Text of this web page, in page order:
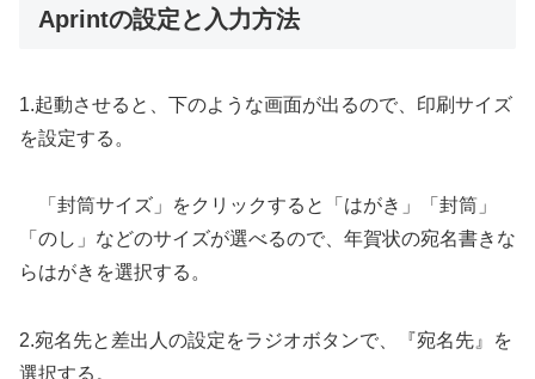
Aprintの設定と入力方法
1.起動させると、下のような画面が出るので、印刷サイズ
を設定する。
「封筒サイズ」をクリックすると「はがき」「封筒」
「のし」などのサイズが選べるので、年賀状の宛名書きな
らはがきを選択する。
2.宛名先と差出人の設定をラジオボタンで、『宛名先』を
選択する。